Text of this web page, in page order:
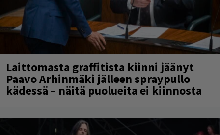
Laittomasta graffitista kiinni jäänyt
Paavo Arhinmäki jälleen spraypullo
kädessä – näitä puolueita ei kiinnosta